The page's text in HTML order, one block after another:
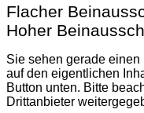
Flacher
Hoher
Sie sehen gerade
auf den eigentlichen
Button unten. Bitte
Drittanbieter